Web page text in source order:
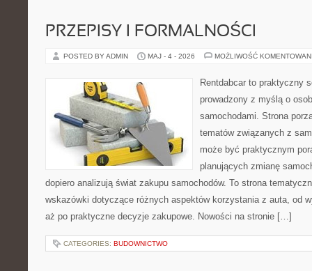
PRZEPISY I FORMALNOŚCI
POSTED BY ADMIN MAJ - 4 - 2026 MOŻLIWOŚĆ
Rentdabcar to praktyczny
prowadzony z myślą o
samochodami. Strona
tematów związanych z
może być praktycznym
planujących zmianę
dopiero analizują świat zakupu samochodów. To strona
wskazówki dotyczące różnych aspektów korzystania z auta, od
aż po praktyczne decyzje zakupowe. Nowości na stronie […]
CATEGORIES: BUDOWNICTWO